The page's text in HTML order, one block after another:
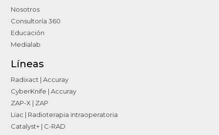
Nosotros
Consultoría 360
Educación
Medialab
Líneas
Radixact | Accuray
CyberKnife | Accuray
ZAP-X | ZAP
Liac | Radioterapia intraoperatoria
Catalyst+ | C-RAD